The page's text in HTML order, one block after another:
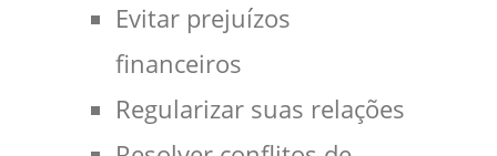
Evitar prejuízos
financeiros
Regularizar suas relações